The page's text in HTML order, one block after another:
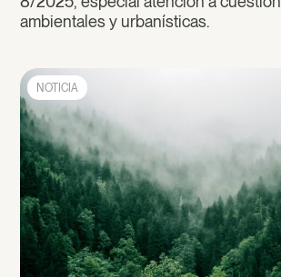
ambientales y urbanísticas.
NOTICIA